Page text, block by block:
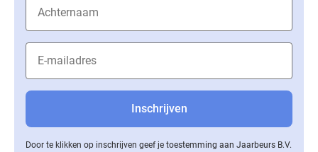
Door te klikken op inschrijven geef je toestemming aan Jaarbeurs B.V.